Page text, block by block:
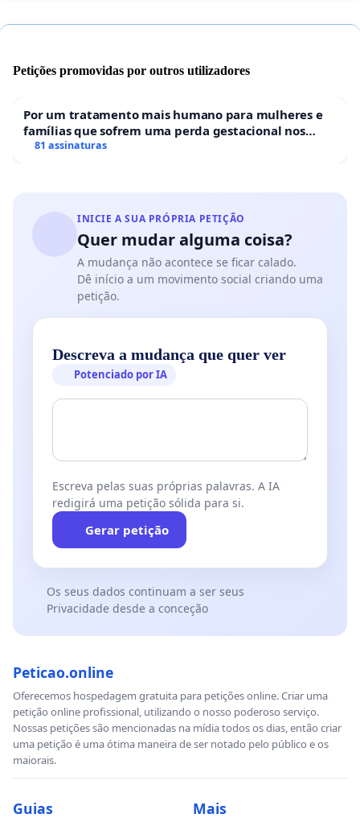
Petições promovidas por outros utilizadores
Por um tratamento mais humano para mulheres e
famílias que sofrem uma perda gestacional nos
hospitais portugueses
81 assinaturas
INICIE A SUA PRÓPRIA PETIÇÃO
Quer mudar alguma coisa?
A mudança não acontece se ficar calado.
Dê início a um movimento social criando uma
petição.
Descreva a mudança que quer ver
Potenciado por IA
Escreva pelas suas próprias palavras. A IA
redigirá uma petição sólida para si.
Gerar petição
Os seus dados continuam a ser seus
Privacidade desde a conceção
Peticao.online
Oferecemos hospedagem gratuita para petições online. Criar uma
petição online profissional, utilizando o nosso poderoso serviço.
Nossas petições são mencionadas na mídia todos os dias, então criar
uma petição é uma ótima maneira de ser notado pelo público e os
maiorais.
Guias Mais